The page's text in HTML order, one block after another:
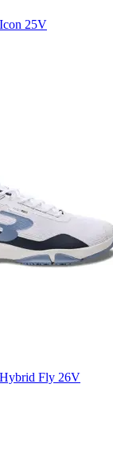
25V
Hybrid Fly 26V